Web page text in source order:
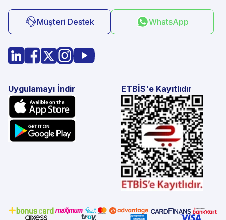
Müşteri Destek WhatsApp
Uygulamayı İndir ETBİS'e Kayıtlıdır